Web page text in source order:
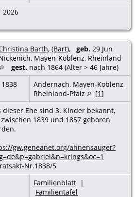
2026
Barth, (Bart), geb. 29 Jun
Mayen-Koblenz, Rheinland-
gest. nach 1864 (Alter > 46 Jahre)
1838
Andernach, Mayen-Koblenz,
Rheinland-Pfalz
[1]
dieser Ehe sind 3. Kinder bekannt,
1839 und 1857 geboren
gw.geneanet.org/ahnensauger?
Nr.1838/5
Familienblatt |
Familientafel